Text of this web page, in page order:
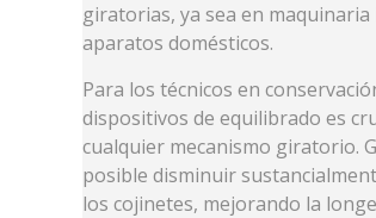
giratorias, ya sea en
aparatos domésticos.
Para los técnicos en
dispositivos de equilibrado es
cualquier mecanismo giratorio.
posible disminuir
los cojinetes, mejorando la